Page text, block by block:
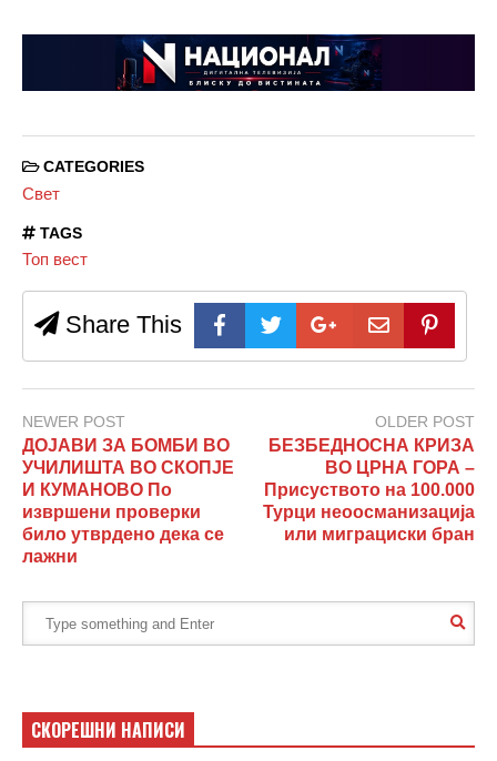
CATEGORIES
Свет
TAGS
Топ вест
Share This
NEWER POST
ДОЈАВИ ЗА БОМБИ ВО
УЧИЛИШТА ВО СКОПЈЕ
И КУМАНОВО По
извршени проверки
било утврдено дека се
лажни
OLDER POST
БЕЗБЕДНОСНА КРИЗА
ВО ЦРНА ГОРА –
Присуството на 100.000
Турци неоосманизација
или миграциски бран
СКОРЕШНИ НАПИСИ